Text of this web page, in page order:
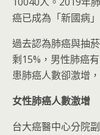
癌已成為「新國病」
過去認為肺癌與抽
剩15%，男性肺癌
患肺癌人數卻激增
女性肺癌人數激增
台大癌醫中心分院